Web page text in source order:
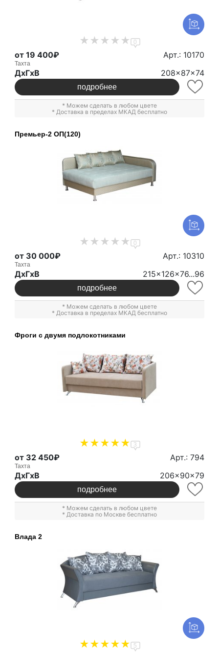
0
от 19 400₽ Арт.: 10170
Тахта
ДxГxВ 208x87x74
подробнее
* Можем сделать в любом цвете
* Доставка в пределах МКАД бесплатно
Премьер-2 ОП(120)
0
от 30 000₽ Арт.: 10310
Тахта
ДxГxВ 215x126x76...96
подробнее
* Можем сделать в любом цвете
* Доставка в пределах МКАД бесплатно
Фроги с двумя подлокотниками
3
от 32 450₽ Арт.: 794
Тахта
ДxГxВ 206x90x79
подробнее
* Можем сделать в любом цвете
* Доставка по Москве бесплатно
Влада 2
5